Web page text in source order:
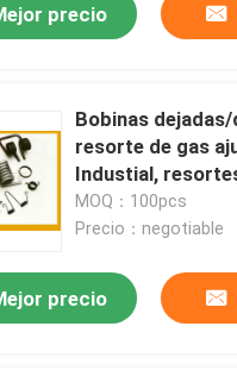
calidad
precio
Bobinas
resorte de gas
Industial,
miniatura
MOQ：100pcs
Precio：negotiable
precio